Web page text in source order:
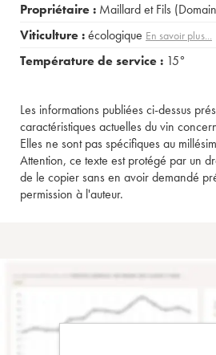
Propriétaire : Maillard et Fils
Viticulture :écologique En savoir plus...
Température de service : 15°
Les informations publiées ci-dessus
caractéristiques actuelles du vin
Elles ne sont pas spécifiques au
Attention, ce texte est protégé par un
de le copier sans en avoir demandé
permission à l'auteur.